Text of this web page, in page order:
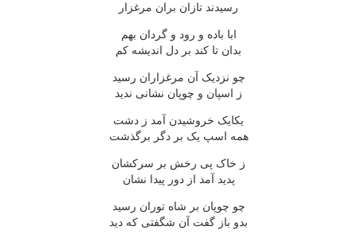
رسیدند تازان بران مرغزار
ابا باده و رود و گردان بهم
بدان تا کند بر دل اندیشه کم
چو نزدیک آن مرغزاران رسید
ز اسپان و چوپان نشانی ندید
یکایک خروشیدن آمد ز دشت
همه اسپ یک بر دگر برگذشت
ز خاک پی رخش بر سرکشان
پدید آمد از دور پیدا نشان
چو چوپان بر شاه توران رسید
بدو باز گفت آن شگفتی که دید